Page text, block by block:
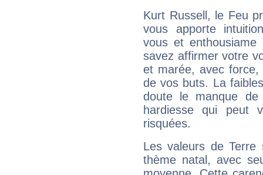
Kurt Russell, le Feu
vous apporte
vous et
savez affirmer votre
et marée, avec
de vos buts. La
doute le manque
hardiesse qui peut
risquées.
Les valeurs de Terre
thème natal, avec